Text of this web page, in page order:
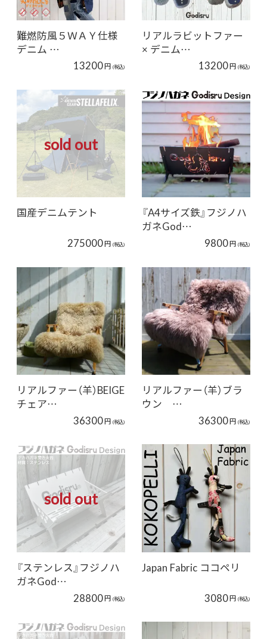
難燃防風５ＷＡＹ仕様
デニム …
13200円 (税込)
リアルラビットファー
× デニム…
13200円 (税込)
sold out
国産デニムテント
275000円 (税込)
『A4サイズ鉄』フジノハ
ガネGod…
9800円 (税込)
リアルファー（羊）BEIGE
チェア…
36300円 (税込)
リアルファー（羊）ブラ
ウン …
36300円 (税込)
sold out
『ステンレス』フジノハ
ガネGod…
28800円 (税込)
Japan Fabric ココペリ
3080円 (税込)